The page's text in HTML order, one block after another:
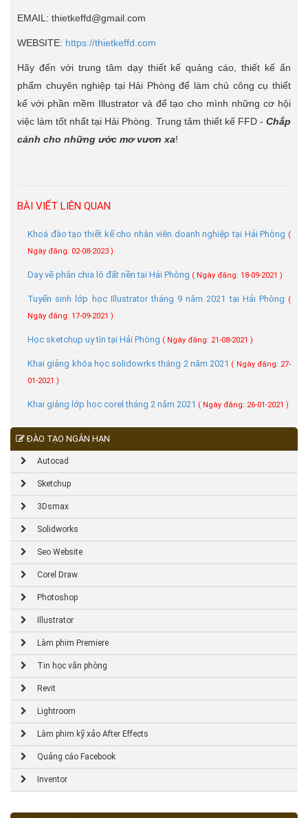
EMAIL: thietkeffd@gmail.com
WEBSITE: https://thietkeffd.com
Hãy đến với trung tâm dạy thiết kế quảng cáo, thiết kế ấn
phẩm chuyên nghiệp tại Hải Phòng để làm chủ công cụ thiết
kế với phần mềm Illustrator và để tạo cho mình những cơ hội
việc làm tốt nhất tại Hải Phòng. Trung tâm thiết kế FFD - Chắp
cánh cho những ước mơ vươn xa!
BÀI VIẾT LIÊN QUAN
Khoá đào tạo thiết kế cho nhân viên doanh nghiệp tại Hải Phòng (
Ngày đăng: 02-08-2023 )
Dạy vẽ phân chia lô đất nền tại Hải Phòng ( Ngày đăng: 18-09-2021 )
Tuyển sinh lớp học Illustrator tháng 9 năm 2021 tại Hải Phòng (
Ngày đăng: 17-09-2021 )
Học sketchup uy tín tại Hải Phòng ( Ngày đăng: 21-08-2021 )
Khai giảng khóa học solidowrks tháng 2 năm 2021 ( Ngày đăng: 27-
01-2021 )
Khai giảng lớp học corel tháng 2 năm 2021 ( Ngày đăng: 26-01-2021 )
ĐÀO TẠO NGẮN HẠN
Autocad
Sketchup
3Dsmax
Solidworks
Seo Website
Corel Draw
Photoshop
Illustrator
Làm phim Premiere
Tin học văn phòng
Revit
Lightroom
Làm phim kỹ xảo After Effects
Quảng cáo Facebook
Inventor